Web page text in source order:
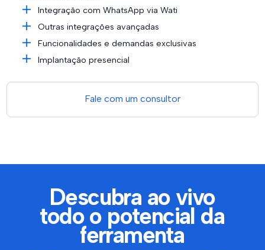
Integração com WhatsApp via Wati
Outras integrações avançadas
Funcionalidades e demandas exclusivas
Implantação presencial
Fale com um consultor
Descubra ao vivo
todo o potencial da
ferramenta